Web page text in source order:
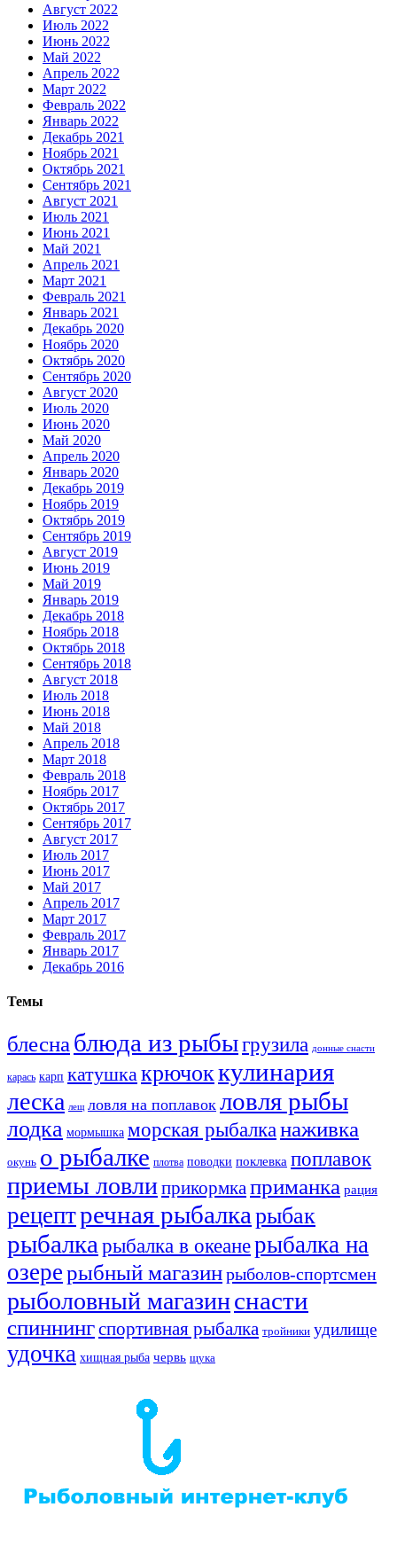
Август 2022
Июль 2022
Июнь 2022
Май 2022
Апрель 2022
Март 2022
Февраль 2022
Январь 2022
Декабрь 2021
Ноябрь 2021
Октябрь 2021
Сентябрь 2021
Август 2021
Июль 2021
Июнь 2021
Май 2021
Апрель 2021
Март 2021
Февраль 2021
Январь 2021
Декабрь 2020
Ноябрь 2020
Октябрь 2020
Сентябрь 2020
Август 2020
Июль 2020
Июнь 2020
Май 2020
Апрель 2020
Январь 2020
Декабрь 2019
Ноябрь 2019
Октябрь 2019
Сентябрь 2019
Август 2019
Июнь 2019
Май 2019
Январь 2019
Декабрь 2018
Ноябрь 2018
Октябрь 2018
Сентябрь 2018
Август 2018
Июль 2018
Июнь 2018
Май 2018
Апрель 2018
Март 2018
Февраль 2018
Ноябрь 2017
Октябрь 2017
Сентябрь 2017
Август 2017
Июль 2017
Июнь 2017
Май 2017
Апрель 2017
Март 2017
Февраль 2017
Январь 2017
Декабрь 2016
Темы
блесна блюда из рыбыгрузила донные снасти
карась карп катушкакрючоккулинария
леска лещ ловля на поплавок ловля рыбы
лодка мормышка морская рыбалканаживка
окунь о рыбалке плотва поводки поклевка поплавок
приемы ловлиприкормкаприманка рация
рецептречная рыбалка рыбак
рыбалка рыбалка в океанерыбалка на
озерерыбный магазинрыболов-спортсмен
рыболовный магазинснасти
спиннингспортивная рыбалка тройники удилище
удочка хищная рыба червь щука